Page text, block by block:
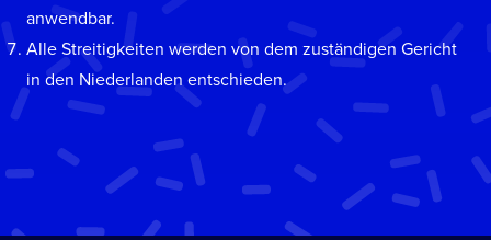
anwendbar.
Alle Streitigkeiten werden von dem zuständigen Gericht
in den Niederlanden entschieden.